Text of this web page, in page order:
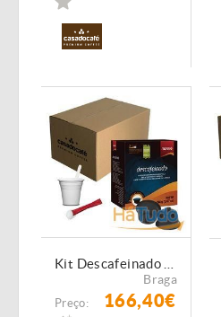
Braga
Preço: 166,40€